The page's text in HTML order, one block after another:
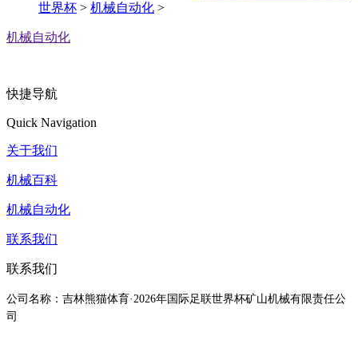
世界杯 > 机械自动化 >
机械自动化
快捷导航
Quick Navigation
关于我们
机械百科
机械自动化
联系我们
联系我们
公司名称：吉林熊猫体育·2026年国际足联世界杯矿山机械有限责任公
司